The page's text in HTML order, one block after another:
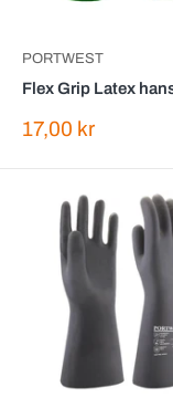
PORTWEST
Flex Grip Latex
Salgspris
17,00 kr